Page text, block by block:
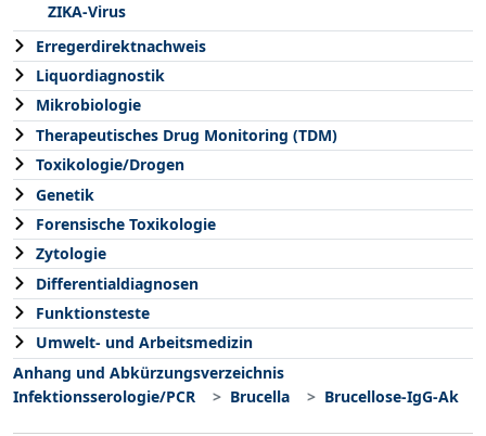
ZIKA-Virus
Erregerdirektnachweis
Liquordiagnostik
Mikrobiologie
Therapeutisches Drug Monitoring (TDM)
Toxikologie/Drogen
Genetik
Forensische Toxikologie
Zytologie
Differentialdiagnosen
Funktionsteste
Umwelt- und Arbeitsmedizin
Anhang und Abkürzungsverzeichnis
Infektionsserologie/PCR
Brucella Brucellose-IgG-Ak